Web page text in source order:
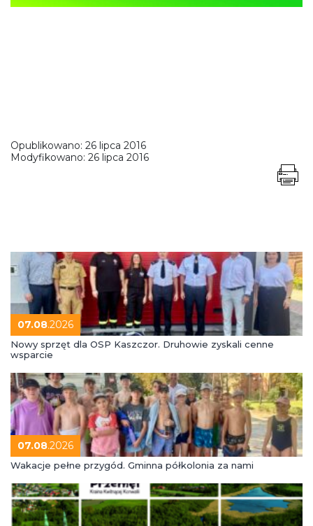
Opublikowano: 26 lipca 2016
Modyfikowano: 26 lipca 2016
07.08.2026
Nowy sprzęt dla OSP Kaszczor. Druhowie zyskali cenne
wsparcie
07.08.2026
Wakacje pełne przygód. Gminna półkolonia za nami